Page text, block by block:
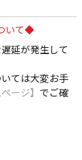
いて◆
延が発生して
ては大変お手
ージ】 でご確